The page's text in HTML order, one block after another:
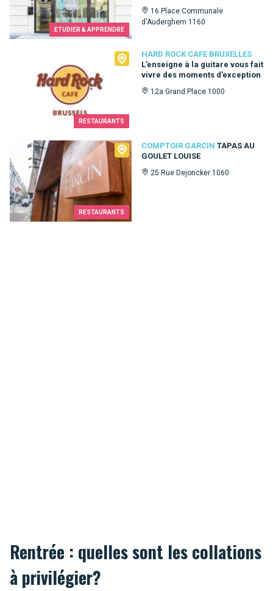
ETUDIER & APPRENDRE
16 Place Communale
d'Auderghem 1160
RESTAURANTS
HARD ROCK CAFE BRUXELLES
L’enseigne à la guitare vous fait
vivre des moments d’exception
12a Grand Place 1000
Hard Rock Cafe Bruxelles
RESTAURANTS
COMPTOIR GARCIN TAPAS AU
GOULET LOUISE
25 Rue Dejoncker 1060
Comptoir Garcin
Rentrée : quelles sont les collations
à privilégier?